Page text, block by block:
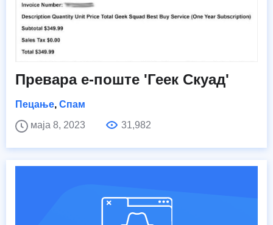
Превара е-поште 'Геек Скуад'
Пецање, Спам
маја 8, 2023
31,982